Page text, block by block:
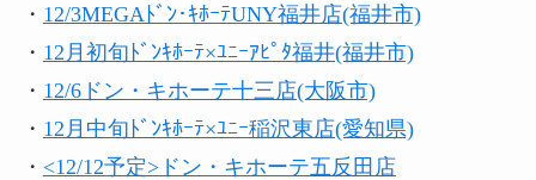
・ 12/3MEGAﾄﾞﾝ･ｷﾎｰﾃUNY福井店(福井市)
・ 12月初旬ﾄﾞﾝｷﾎｰﾃ×ﾕﾆｰｱﾋﾟﾀ福井(福井市)
・ 12/6ドン・キホーテ十三店(大阪市)
・ 12月中旬ﾄﾞﾝｷﾎｰﾃ×ﾕﾆｰ稲沢東店(愛知県)
・ <12/12予定>ドン・キホーテ五反田店